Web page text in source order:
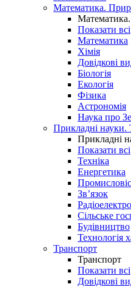
Математика.
Показати всі
Математика
Хімія
Довідкові
Біологія
Екологія
Фізика
Астрономія
Наука про
Прикладні науки.
Прикладні
Показати всі
Техніка
Енергетика
Зв’язок
Сільське
Будівництво
Технологія
Транспорт
Транспорт
Показати всі
Довідкові